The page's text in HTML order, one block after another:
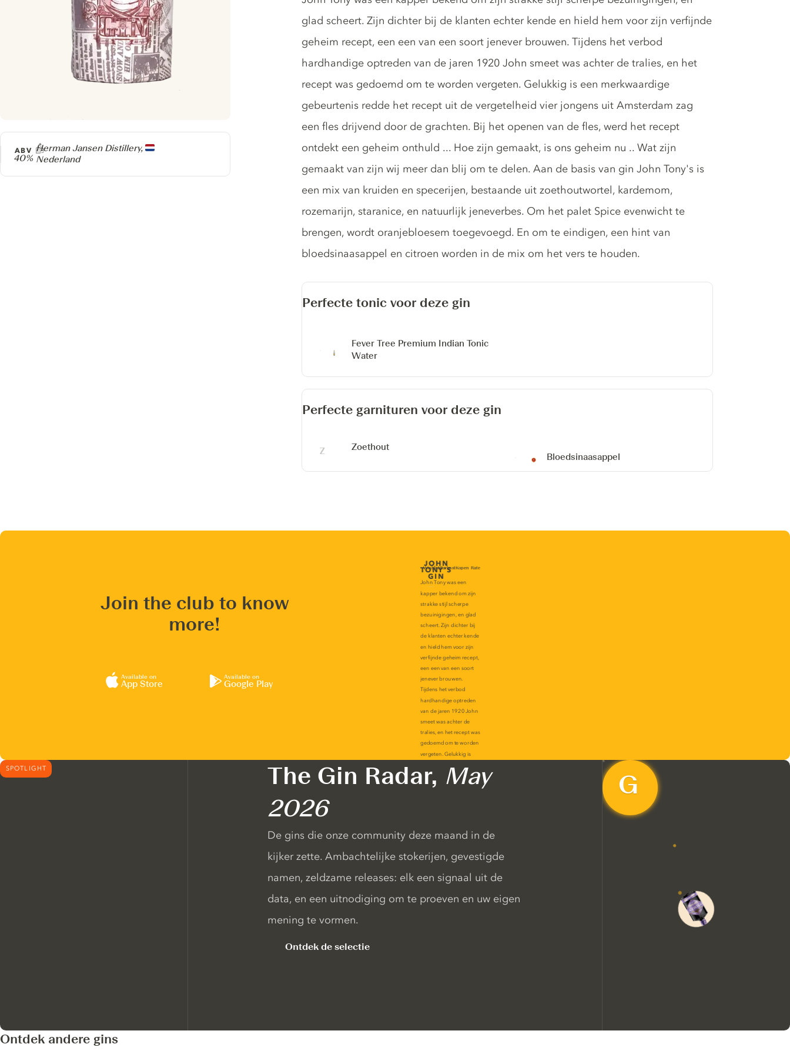
Producer
Herman Jansen Distillery,
Nederland
ABV
40%
glad scheert. Zijn dichter bij de klanten echter kende en hield hem voor zijn verfijnde
geheim recept, een een van een soort jenever brouwen. Tijdens het verbod
hardhandige optreden van de jaren 1920 John smeet was achter de tralies, en het
recept was gedoemd om te worden vergeten. Gelukkig is een merkwaardige
gebeurtenis redde het recept uit de vergetelheid vier jongens uit Amsterdam zag
een fles drijvend door de grachten. Bij het openen van de fles, werd het recept
ontdekt een geheim onthuld ... Hoe zijn gemaakt, is ons geheim nu .. Wat zijn
gemaakt van zijn wij meer dan blij om te delen. Aan de basis van gin John Tony's is
een mix van kruiden en specerijen, bestaande uit zoethoutwortel, kardemom,
rozemarijn, staranice, en natuurlijk jeneverbes. Om het palet Spice evenwicht te
brengen, wordt oranjebloesem toegevoegd. En om te eindigen, een hint van
bloedsinaasappel en citroen worden in de mix om het vers te houden.
Perfecte tonic voor deze gin
Fever Tree Premium Indian Tonic
Water
Perfecte garnituren voor deze gin
Zoethout
Bloedsinaasappel
Join the club to know
more!
Available on
App Store
Available on
Google Play
SPOTLIGHT The Gin Radar, May
2026
De gins die onze community deze maand in de
kijker zette. Ambachtelijke stokerijen, gevestigde
namen, zeldzame releases: elk een signaal uit de
data, en een uitnodiging om te proeven en uw eigen
mening te vormen.
Ontdek de selectie
Ontdek andere gins